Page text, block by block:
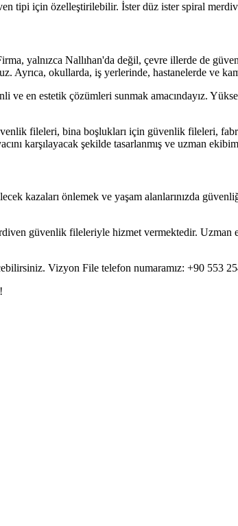
tipi için özelleştirilebilir. İster düz ister spiral
yalnızca Nallıhan'da değil, çevre illerde de
Ayrıca, okullarda, iş yerlerinde, hastanelerde ve
en estetik çözümleri sunmak amacındayız.
fileleri, bina boşlukları için güvenlik fileleri,
karşılayacak şekilde tasarlanmış ve uzman
kazaları önlemek ve yaşam alanlarınızda
güvenlik fileleriyle hizmet vermektedir.
Vizyon File telefon numaramız: +90 553